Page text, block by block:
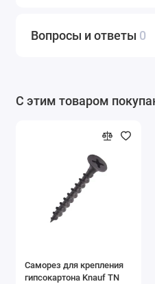
Вопросы и ответы 0
С этим товаром
Саморез для крепления
гипсокартона Knauf TN